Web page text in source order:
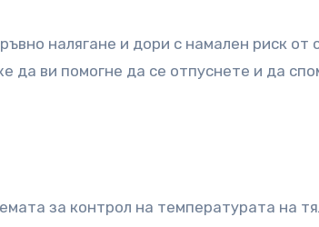
налягане и дори с намален риск от
да ви помогне да се отпуснете и да
за контрол на температурата на